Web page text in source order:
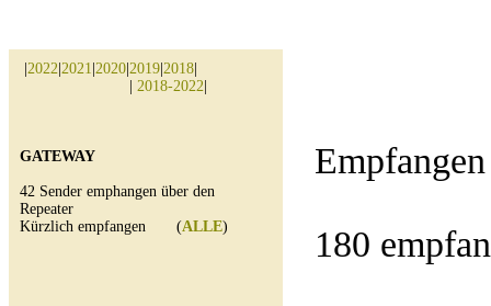
2022 2021 2020 2019 2018
2018-2022
GATEWAY
42 Sender emphangen über den
Repeater
Kürzlich empfangen (ALLE) 180